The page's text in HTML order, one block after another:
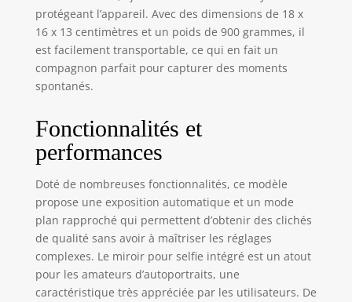
protégeant l’appareil. Avec des dimensions de 18 x
16 x 13 centimètres et un poids de 900 grammes, il
est facilement transportable, ce qui en fait un
compagnon parfait pour capturer des moments
spontanés.
Fonctionnalités et
performances
Doté de nombreuses fonctionnalités, ce modèle
propose une exposition automatique et un mode
plan rapproché qui permettent d’obtenir des clichés
de qualité sans avoir à maîtriser les réglages
complexes. Le miroir pour selfie intégré est un atout
pour les amateurs d’autoportraits, une
caractéristique très appréciée par les utilisateurs. De